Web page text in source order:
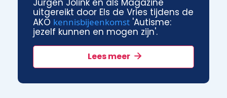
Jürgen Jolink en als Magazine
uitgereikt door Els de Vries tijdens de
AKO kennisbijeenkomst 'Autisme:
jezelf kunnen en mogen zijn'.
Lees meer